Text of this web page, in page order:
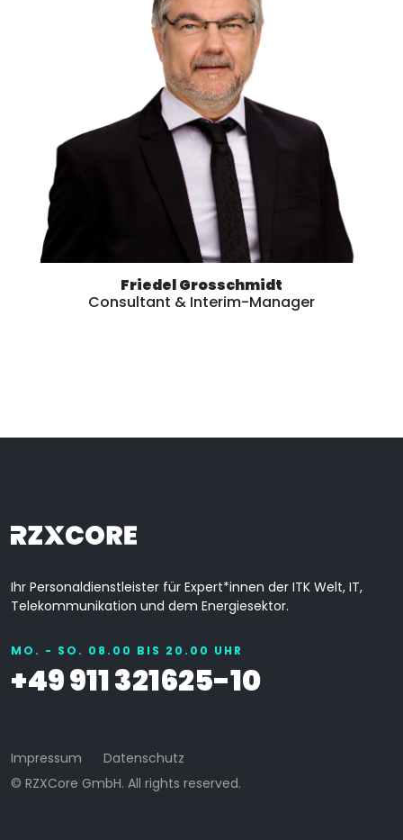
Friedel Grosschmidt
Consultant & Interim-Manager
Ihr Personaldienstleister für Expert*innen der ITK Welt, IT,
Telekommunikation und dem Energiesektor.
MO. - SO. 08.00 BIS 20.00 UHR
+49 911 321625-10
Impressum
Datenschutz
© RZXCore GmbH. All rights reserved.